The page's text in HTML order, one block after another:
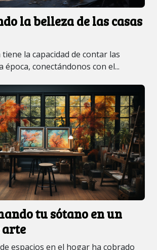
la belleza de las casas
la capacidad de contar las
época, conectándonos con el...
tu sótano en un
arte
espacios en el hogar ha cobrado